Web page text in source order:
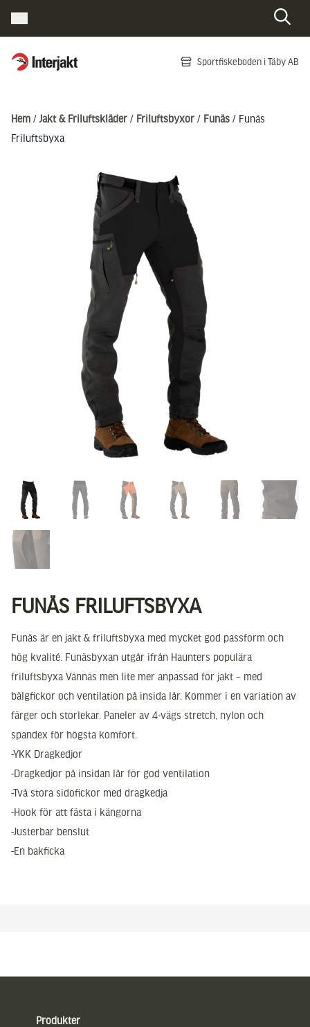
Interjakt SE Sportfiskeboden i Täby AB
Hem / Jakt & Friluftskläder / Friluftsbyxor / Funäs / Funäs
Friluftsbyxa
FUNÄS FRILUFTSBYXA
Funäs är en jakt & friluftsbyxa med mycket god passform och
hög kvalité. Funäsbyxan utgår ifrån Haunters populära
friluftsbyxa Vännäs men lite mer anpassad för jakt – med
bälgfickor och ventilation på insida lår. Kommer i en variation av
färger och storlekar. Paneler av 4-vägs stretch, nylon och
spandex för högsta komfort.
-YKK Dragkedjor
-Dragkedjor på insidan lår för god ventilation
-Två stora sidofickor med dragkedja
-Hook för att fästa i kängorna
-Justerbar benslut
-En bakficka
Produkter